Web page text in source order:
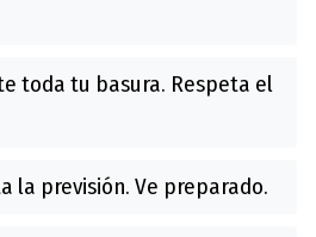
toda tu basura. Respeta el
la previsión. Ve preparado.